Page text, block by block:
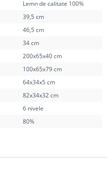
Lemn de calitate 100%
39,5 cm
46,5 cm
34 cm
200x65x40 cm
100x65x79 cm
64x34x5 cm
82x34x32 cm
6 nivele
80%